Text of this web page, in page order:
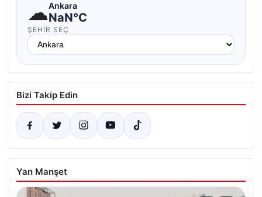
☁Ankara
NaN°C
ŞEHIR SEÇ
Bizi Takip Edin
Yan Manşet